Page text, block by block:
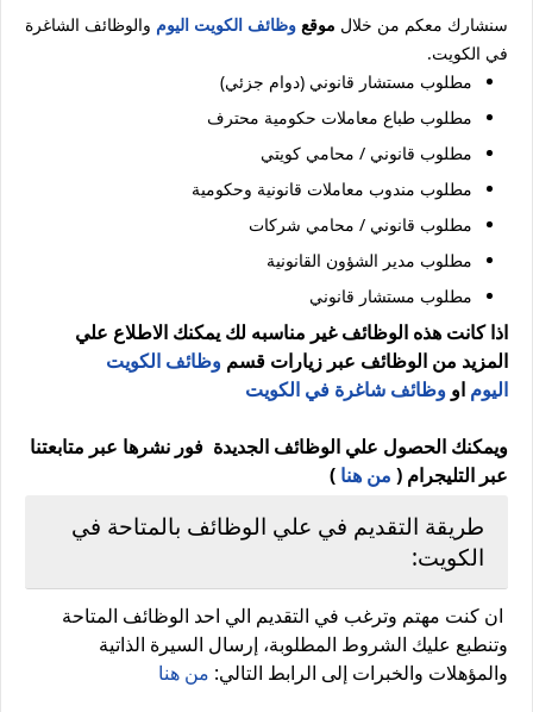
سنشارك معكم من خلال موقع وظائف الكويت اليوم والوظائف الشاغرة
في الكويت.
مطلوب مستشار قانوني (دوام جزئي)
مطلوب طباع معاملات حكومية محترف
مطلوب قانوني / محامي كويتي
مطلوب مندوب معاملات قانونية وحكومية
مطلوب قانوني / محامي شركات
مطلوب مدير الشؤون القانونية
مطلوب مستشار قانوني
اذا كانت هذه الوظائف غير مناسبه لك يمكنك الاطلاع علي
المزيد من الوظائف عبر زيارات قسم وظائف الكويت
اليوم او وظائف شاغرة في الكويت
ويمكنك الحصول علي الوظائف الجديدة فور نشرها عبر متابعتنا
عبر التليجرام ( من هنا )
طريقة التقديم في علي الوظائف بالمتاحة في
الكويت:
ان كنت مهتم وترغب في التقديم الي احد الوظائف المتاحة
وتنطبع عليك الشروط المطلوبة، إرسال السيرة الذاتية
والمؤهلات والخبرات إلى الرابط التالي: من هنا